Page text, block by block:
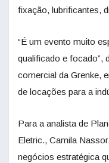
fixação, lubrificantes,
“É um evento muito
qualificado e focado”,
comercial da Grenke,
de locações para a
Para a analista de
Eletric., Camila
negócios estratégica